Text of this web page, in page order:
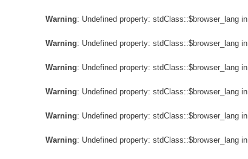
Warning: Undefined property: stdClass::$browser_lang in
Warning: Undefined property: stdClass::$browser_lang in
Warning: Undefined property: stdClass::$browser_lang in
Warning: Undefined property: stdClass::$browser_lang in
Warning: Undefined property: stdClass::$browser_lang in
Warning: Undefined property: stdClass::$browser_lang in